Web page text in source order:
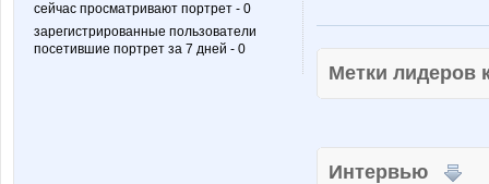
сейчас просматривают портрет - 0
зарегистрированные пользователи
посетившие портрет за 7 дней - 0
Метки
Интервью